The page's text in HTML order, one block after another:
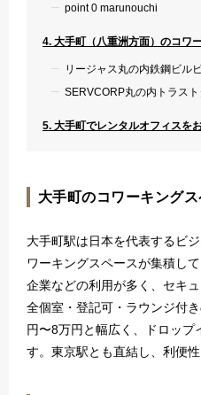
point 0 marunouchi
4. 大手町（八重洲方面）のコワ
リージャス丸の内鉄鋼ビル
SERVCORP丸の内トラス
5. 大手町でレンタルオフィスを
大手町のコワーキング
大手町駅は日本を代表するビ
ワーキングスペースが集積し
企業などの利用が多く、セキ
全個室・登記可・ラウンジ付
円〜8万円と幅広く、ドロッ
す。東京駅とも直結し、利便性